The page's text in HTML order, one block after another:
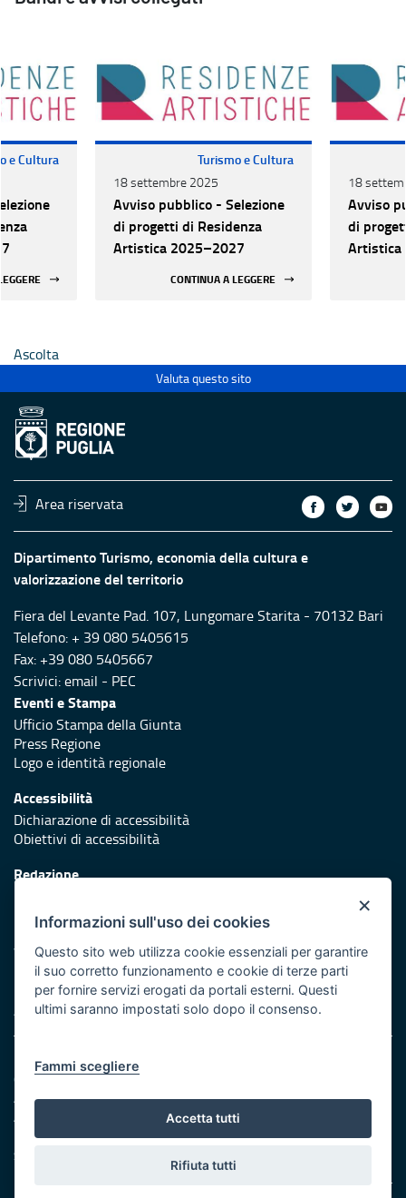
e Cultura
Turismo e Cultura
18 settembre 2025
Avviso pubblico - Selezione
di progetti di Residenza
Artistica 2025–2027
CONTINUA A LEGGERE
18
Avviso
di
Artistica
Ascolta
Valuta questo sito
Area riservata
Dipartimento Turismo, economia della cultura e
valorizzazione del territorio
Fiera del Levante Pad. 107, Lungomare Starita - 70132 Bari
Telefono: + 39 080 5405615
Fax: +39 080 5405667
Scrivici:email - PEC
Eventi e Stampa
Ufficio Stampa della Giunta
Press Regione
Logo e identità regionale
Accessibilità
Dichiarazione di accessibilità
Obiettivi di accessibilità
Redazione
Protezione civile
Vai al sito di Protezione Civile Puglia
Iniziativa finanziata con risorse del POR Puglia 2014/2020 -
Asse XI
Note legali
Cookie e privacy
Amministrazione trasparente
Atti di notifica
Feed RSS
Servizi intranet
×
Informazioni sull'uso dei cookies
Questo sito web utilizza cookie essenziali per garantire
il suo corretto funzionamento e cookie di terze parti
per fornire servizi erogati da portali esterni. Questi
ultimi saranno impostati solo dopo il consenso.
Fammi scegliere
Accetta tutti
Rifiuta tutti